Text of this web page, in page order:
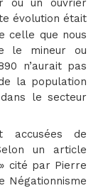
ou un ouvrier
évolution était
celle que nous
le mineur ou
n’aurait pas
la population
le secteur
accusées de
un article
cité par Pierre
Négationnisme